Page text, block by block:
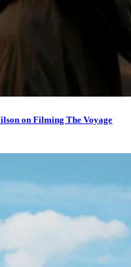
on Filming The Voyage